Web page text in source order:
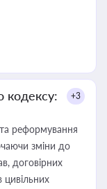
кодексу:
+3
реформування
зміни до
договірних
цивільних